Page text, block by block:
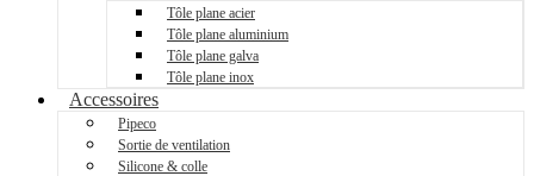
Tôle plane acier
Tôle plane aluminium
Tôle plane galva
Tôle plane inox
Accessoires
Pipeco
Sortie de ventilation
Silicone & colle